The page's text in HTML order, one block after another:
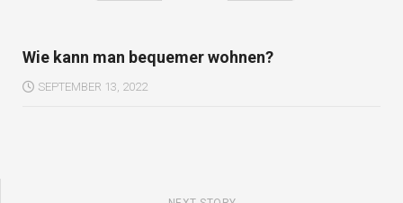
Wie kann man bequemer wohnen?
SEPTEMBER 13, 2022